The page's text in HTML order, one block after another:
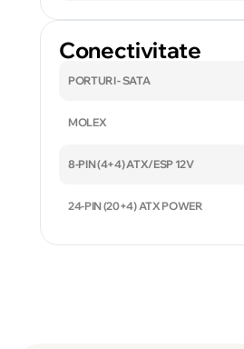
Conectivitate
PORTURI - SATA
MOLEX
8-PIN (4+4) ATX/ESP 12V
24-PIN (20+4) ATX POWER